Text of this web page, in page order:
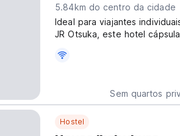
5.84km do centro da cidade
Ideal para viajantes
JR Otsuka, este hotel
Sem quartos
Hostel